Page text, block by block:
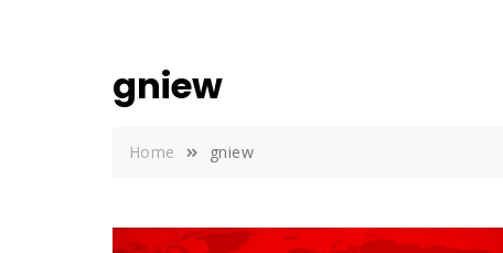
gniew
Home gniew